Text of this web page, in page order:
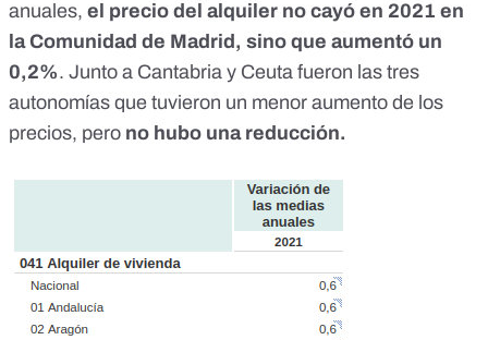
anuales, el precio del alquiler no cayó en 2021 en
la Comunidad de Madrid, sino que aumentó un
0,2%. Junto a Cantabria y Ceuta fueron las tres
autonomías que tuvieron un menor aumento de los
precios, pero no hubo una reducción.